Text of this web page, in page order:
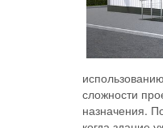
сложности
назначения.